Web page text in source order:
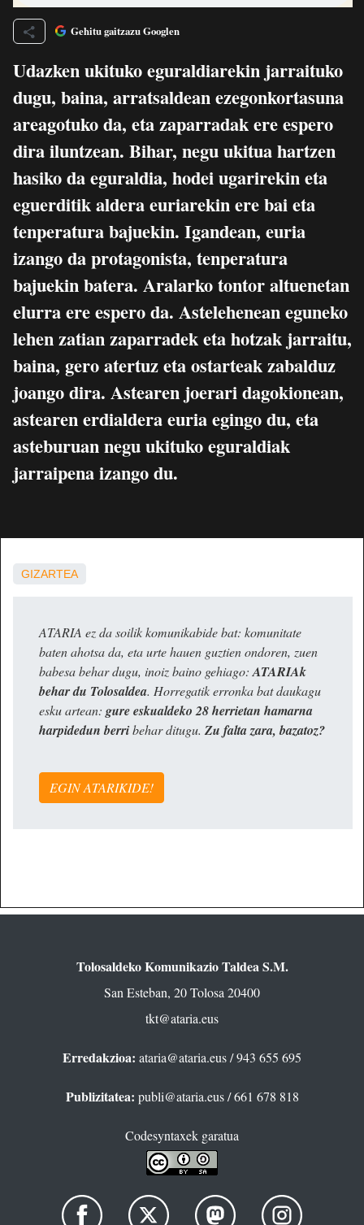
Gehitu gaitzazu Googlen
Udazken ukituko eguraldiarekin jarraituko
dugu, baina, arratsaldean ezegonkortasuna
areagotuko da, eta zaparradak ere espero
dira iluntzean. Bihar, negu ukitua hartzen
hasiko da eguraldia, hodei ugarirekin eta
eguerditik aldera euriarekin ere bai eta
tenperatura bajuekin. Igandean, euria
izango da protagonista, tenperatura
bajuekin batera. Aralarko tontor altuenetan
elurra ere espero da. Astelehenean eguneko
lehen zatian zaparradek eta hotzak jarraitu,
baina, gero atertuz eta ostarteak zabalduz
joango dira. Astearen joerari dagokionean,
astearen erdialdera euria egingo du, eta
asteburuan negu ukituko eguraldiak
jarraipena izango du.
GIZARTEA
ATARIA ez da soilik komunikabide bat: komunitate
baten ahotsa da, eta urte hauen guztien ondoren, zuen
babesa behar dugu, inoiz baino gehiago: ATARIAk
behar du Tolosaldea. Horregatik erronka bat daukagu
esku artean: gure eskualdeko 28 herrietan hamarna
harpidedun berribehar ditugu. Zu falta zara, bazatoz?
EGIN ATARIKIDE!
Tolosaldeko Komunikazio Taldea S.M.
San Esteban, 20 Tolosa 20400
tkt@ataria.eus
Erredakzioa: ataria@ataria.eus/ 943 655 695
Publizitatea: publi@ataria.eus/ 661 678 818
Codesyntaxek garatua